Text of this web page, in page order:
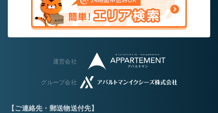
運営会社
グループ会社
【ご連絡先・郵送物送付先】